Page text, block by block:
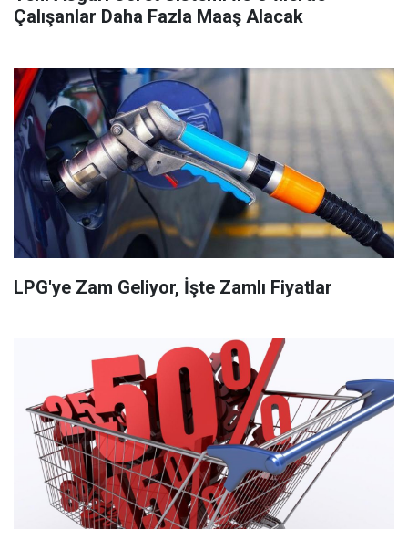
Çalışanlar Daha Fazla Maaş Alacak
LPG'ye Zam Geliyor, İşte Zamlı Fiyatlar